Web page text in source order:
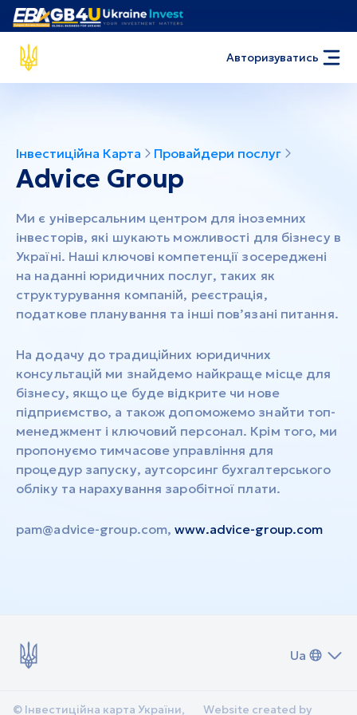
Авторизуватись
Інвестиційна Карта Провайдери послуг
Advice Group
Ми є універсальним центром для іноземних
інвесторів, які шукають можливості для бізнесу в
Україні. Наші ключові компетенції зосереджені
на наданні юридичних послуг, таких як
структурування компаній, реєстрація,
податкове планування та інші пов’язані питання.
На додачу до традиційних юридичних
консультацій ми знайдемо найкраще місце для
бізнесу, якщо це буде відкрите чи нове
підприємство, а також допоможемо знайти топ-
менеджмент і ключовий персонал. Крім того, ми
пропонуємо тимчасове управління для
процедур запуску, аутсорсинг бухгалтерського
обліку та нарахування заробітної плати.
pam@advice-group.com,www.advice-group.com
Ua
© Інвестиційна карта України, Website created by